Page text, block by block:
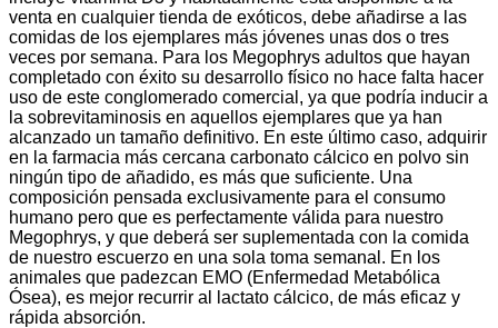
venta en cualquier tienda de exóticos, debe añadirse a las
comidas de los ejemplares más jóvenes unas dos o tres
veces por semana. Para los Megophrys adultos que hayan
completado con éxito su desarrollo físico no hace falta hacer
uso de este conglomerado comercial, ya que podría inducir a
la sobrevitaminosis en aquellos ejemplares que ya han
alcanzado un tamaño definitivo. En este último caso, adquirir
en la farmacia más cercana carbonato cálcico en polvo sin
ningún tipo de añadido, es más que suficiente. Una
composición pensada exclusivamente para el consumo
humano pero que es perfectamente válida para nuestro
Megophrys, y que deberá ser suplementada con la comida
de nuestro escuerzo en una sola toma semanal. En los
animales que padezcan EMO (Enfermedad Metabólica
Ósea), es mejor recurrir al lactato cálcico, de más eficaz y
rápida absorción.